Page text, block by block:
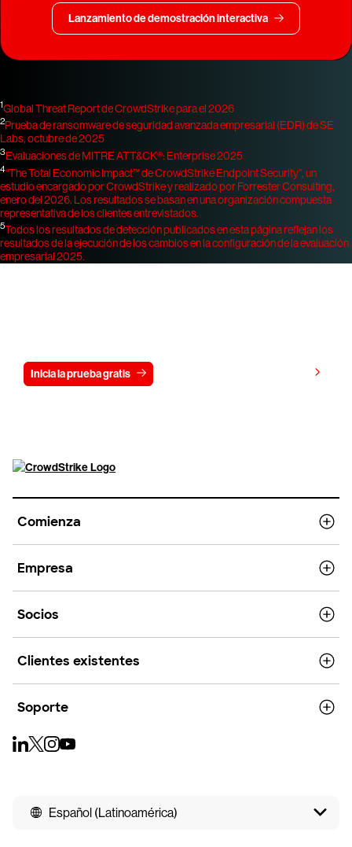
Lanzamiento de demostración interactiva
1Global Threat Report de CrowdStrike para el 2026
2Prueba de ransomware de seguridad avanzada empresarial (EDR) de SE
Labs, octubre de 2025
3Evaluaciones de MITRE ATT&CK®: Enterprise 2025
4“The Total Economic Impact™ de CrowdStrike Endpoint Security”, un
estudio encargado por CrowdStrike y realizado por Forrester Consulting,
enero del 2026. Los resultados se basan en una organización compuesta
representativa de los clientes entrevistados.
5Todos los resultados de detección publicados en esta página reflejan los
resultados de la ejecución de los cambios en la configuración de la evaluación
empresarial 2025.
Inicia la prueba gratis
Comienza
Empresa
Socios
Clientes existentes
Soporte
Español (Latinoamérica)